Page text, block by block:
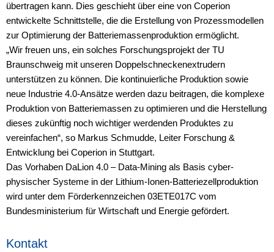
übertragen kann. Dies geschieht über eine von Coperion
entwickelte Schnittstelle, die die Erstellung von Prozessmodellen
zur Optimierung der Batteriemassenproduktion ermöglicht.
„Wir freuen uns, ein solches Forschungsprojekt der TU
Braunschweig mit unseren Doppelschneckenextrudern
unterstützen zu können. Die kontinuierliche Produktion sowie
neue Industrie 4.0-Ansätze werden dazu beitragen, die komplexe
Produktion von Batteriemassen zu optimieren und die Herstellung
dieses zukünftig noch wichtiger werdenden Produktes zu
vereinfachen“, so Markus Schmudde, Leiter Forschung &
Entwicklung bei Coperion in Stuttgart.
Das Vorhaben DaLion 4.0 – Data-Mining als Basis cyber-
physischer Systeme in der Lithium-Ionen-Batteriezellproduktion
wird unter dem Förderkennzeichen 03ETE017C vom
Bundesministerium für Wirtschaft und Energie gefördert.
Kontakt